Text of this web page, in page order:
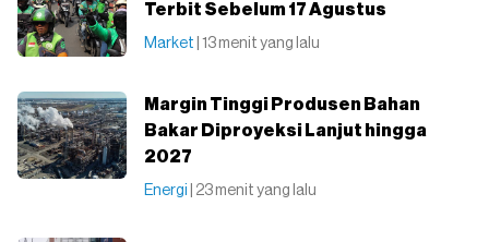
Terbit Sebelum 17 Agustus
Market | 13 menit yang lalu
Margin Tinggi Produsen Bahan
Bakar Diproyeksi Lanjut hingga
2027
Energi | 23 menit yang lalu